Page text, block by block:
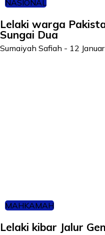
NASIONAL
Lelaki warga
Sungai Dua
Sumaiyah Safiah - 12
MAHKAMAH
Lelaki kibar Jalur